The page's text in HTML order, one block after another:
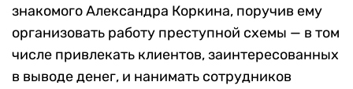
знакомого Александра Коркина, поручив ему
организовать работу преступной схемы — в том
числе привлекать клиентов, заинтересованных
в выводе денег, и нанимать сотрудников